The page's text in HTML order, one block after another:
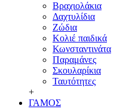
Βραχιολάκια
Δαχτυλίδια
Ζώδια
Κολιέ παιδικά
Κωνσταντινάτα
Παραμάνες
Σκουλαρίκια
Ταυτότητες
+
ΓΑΜΟΣ